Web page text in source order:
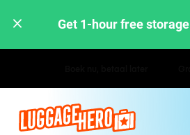
Get 1-hour free storage